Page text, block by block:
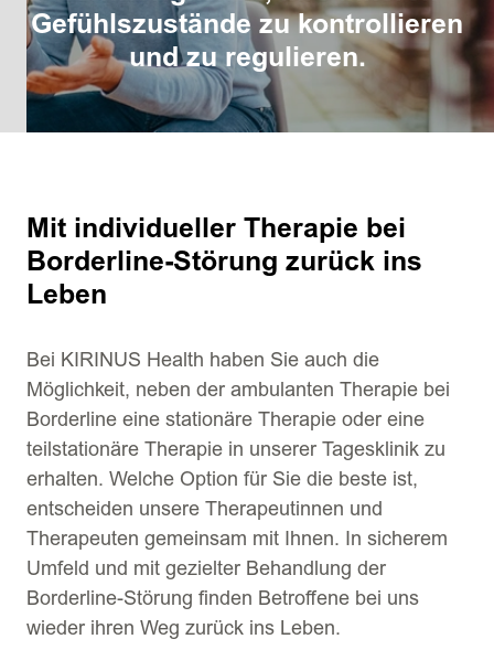
Gefühlszustände zu kontrollieren
und zu regulieren.
Mit individueller Therapie bei
Borderline-Störung zurück ins
Leben
Bei KIRINUS Health haben Sie auch die
Möglichkeit, neben der ambulanten Therapie bei
Borderline eine stationäre Therapie oder eine
teilstationäre Therapie in unserer Tagesklinik zu
erhalten. Welche Option für Sie die beste ist,
entscheiden unsere Therapeutinnen und
Therapeuten gemeinsam mit Ihnen. In sicherem
Umfeld und mit gezielter Behandlung der
Borderline-Störung finden Betroffene bei uns
wieder ihren Weg zurück ins Leben.